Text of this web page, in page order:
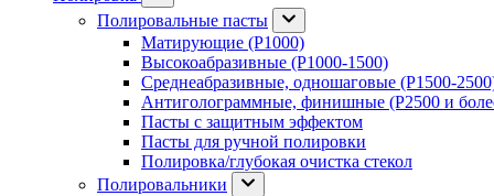
Полировальные пасты
Матирующие (P1000)
Высокоабразивные (P1000-1500)
Среднеабразивные, одношаговые (P1500-
Антиголограммные, финишные (P2500 и
Пасты с защитным эффектом
Пасты для ручной полировки
Полировка/глубокая очистка стекол
Полировальники